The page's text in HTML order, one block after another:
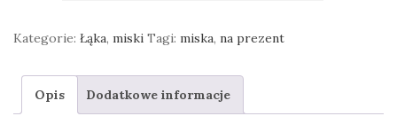
wykonana
Kategorie: Łąka, miski Tagi: miska, na prezent
Opis Dodatkowe informacje